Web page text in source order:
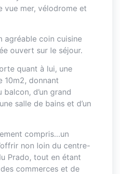
vue mer, vélodrome et
agréable coin cuisine
ouvert sur le séjour.
quant à lui, une
10m2, donnant
d’un grand
salle de bains et d’un
compris…un
non loin du centre-
Prado, tout en étant
commerces et de